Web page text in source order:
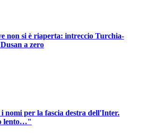
non si è riaperta: intreccio Turchia-
a zero
nomi per la fascia destra dell'Inter.
lento…"